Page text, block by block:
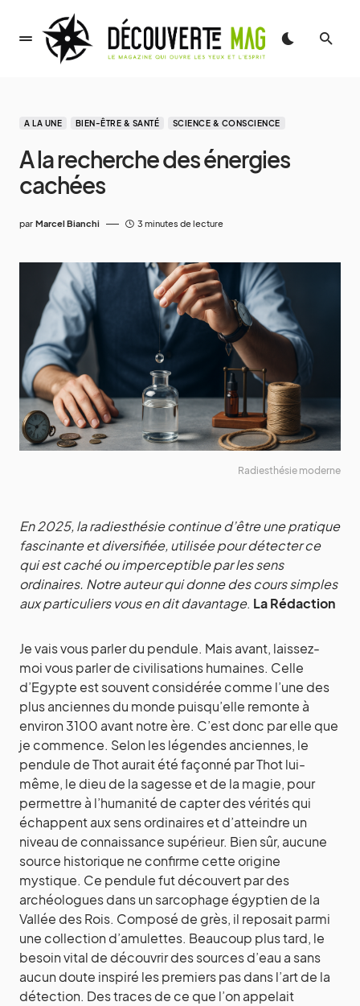
A LA UNE BIEN-ÊTRE & SANTÉ SCIENCE & CONSCIENCE
A la recherche des énergies
cachées
par Marcel Bianchi 3 minutes de lecture
Radiesthésie moderne
En 2025, la radiesthésie continue d’être une pratique
fascinante et diversifiée, utilisée pour détecter ce
qui est caché ou imperceptible par les sens
ordinaires. Notre auteur qui donne des cours simples
aux particuliers vous en dit davantage. La Rédaction
Je vais vous parler du pendule. Mais avant, laissez-
moi vous parler de civilisations humaines. Celle
d’Egypte est souvent considérée comme l’une des
plus anciennes du monde puisqu’elle remonte à
environ 3100 avant notre ère. C’est donc par elle que
je commence. Selon les légendes anciennes, le
pendule de Thot aurait été façonné par Thot lui-
même, le dieu de la sagesse et de la magie, pour
permettre à l’humanité de capter des vérités qui
échappent aux sens ordinaires et d’atteindre un
niveau de connaissance supérieur. Bien sûr, aucune
source historique ne confirme cette origine
mystique. Ce pendule fut découvert par des
archéologues dans un sarcophage égyptien de la
Vallée des Rois. Composé de grès, il reposait parmi
une collection d’amulettes. Beaucoup plus tard, le
besoin vital de découvrir des sources d’eau a sans
aucun doute inspiré les premiers pas dans l’art de la
détection. Des traces de ce que l’on appelait